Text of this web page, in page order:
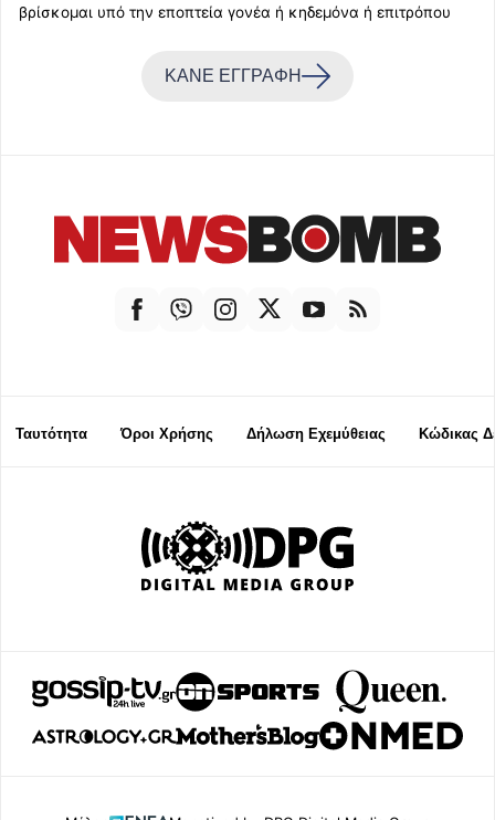
βρίσκομαι υπό την εποπτεία γονέα ή κηδεμόνα ή επιτρόπου
ΚΑΝΕ ΕΓΓΡΑΦΗ
Ταυτότητα Όροι Χρήσης Δήλωση Εχεμύθειας Κώδικας